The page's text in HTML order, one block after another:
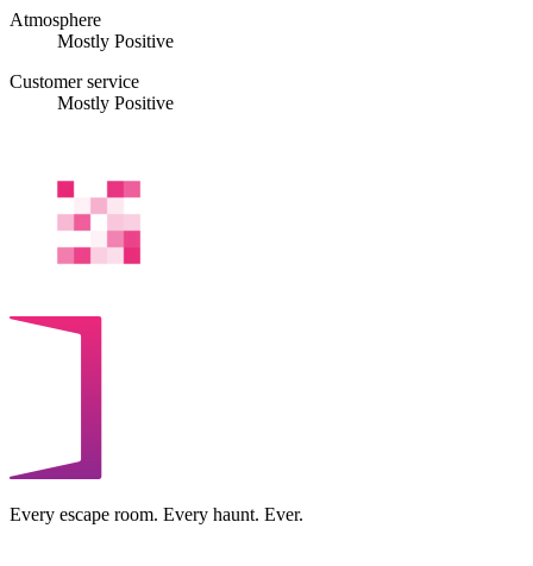
Atmosphere
Mostly Positive
Customer service
Mostly Positive
Every escape room. Every haunt. Ever.